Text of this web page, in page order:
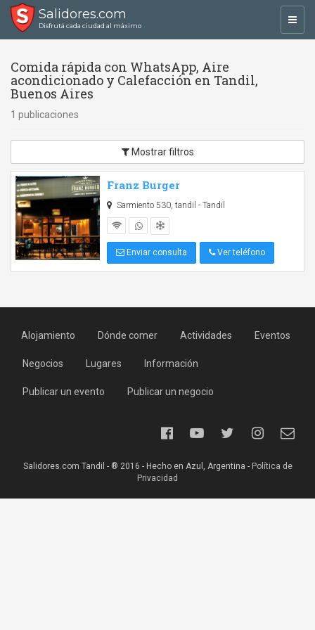
Salidores.com
Disfrutá cada ciudad al máximo
Comida rápida con WhatsApp, Aire
acondicionado y Calefacción en Tandil,
Buenos Aires
1 publicaciones
Mostrar filtros
Franz Burger
Sarmiento 530, tandil - Tandil
Enviar consulta Ver teléfono
Alojamiento Dónde comer Actividades Eventos
Negocios Lugares Información
Publicar un evento Publicar un negocio
Salidores.com Tandil - ® 2016 - Hecho en Azul, Argentina - Política de
Privacidad